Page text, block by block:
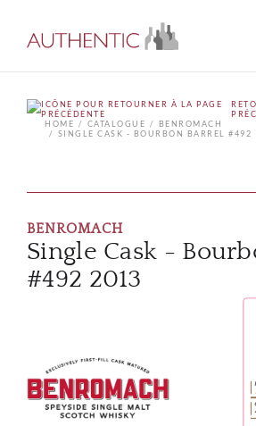
HOME
CATALOGUE
BENROMACH
SINGLE CASK - BOURBON BARREL #492
BENROMACH
Single Cask -
#492 2013